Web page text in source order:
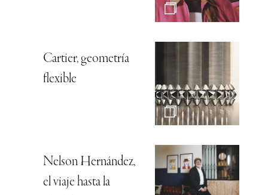
Cartier, geometría
flexible
Nelson Hernández,
el viaje hasta la